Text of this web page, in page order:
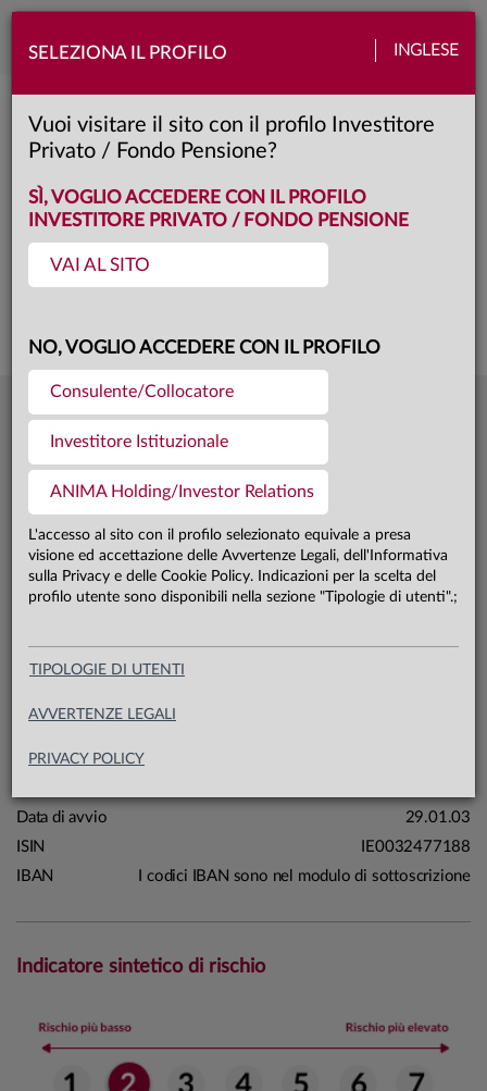
SELEZIONA IL PROFILO INGLESE
Vuoi visitare il sito con il profilo Investitore
Privato / Fondo Pensione?
SÌ, VOGLIO ACCEDERE CON IL PROFILO
INVESTITORE PRIVATO / FONDO PENSIONE
VAI AL SITO
NO, VOGLIO ACCEDERE CON IL PROFILO
Consulente/Collocatore
Investitore Istituzionale
ANIMA Holding/Investor Relations
L'accesso al sito con il profilo selezionato equivale a presa
visione ed accettazione delle Avvertenze Legali, dell'Informativa
sulla Privacy e delle Cookie Policy. Indicazioni per la scelta del
profilo utente sono disponibili nella sezione "Tipologie di utenti".;
TIPOLOGIE DI UTENTI
AVVERTENZE LEGALI
PRIVACY POLICY
Toggle
ANIMA Short Term Bond
Classe: Prestige
Questa è una comunicazione di marketing. Si prega di consultare il prospetto e
Ultima quota
04.08.26
Patrimonio fondo 31.07.26
Patrimonio classe Prestige 31.07.26
Carta di identità
Linea
Mercati
Sistema
Macrocategoria
Data di avvio
29.01.03
ISIN
IE0032477188
IBAN
I codici IBAN sono nel modulo di sottoscrizione
Indicatore sintetico di rischio